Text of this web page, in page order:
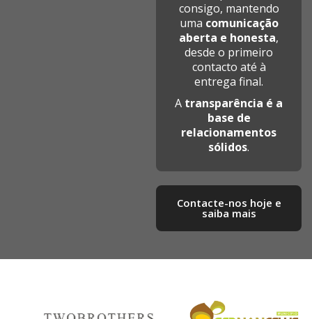
consigo, mantendo
uma comunicação
aberta e honesta,
desde o primeiro
contacto até à
entrega final.
A transparência é a
base de
relacionamentos
sólidos.
Contacte-nos hoje e
saiba mais​